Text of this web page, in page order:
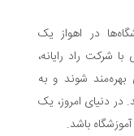
در اهواز یک
راد رایانه،
شوند و به
امروز، یک
باشد.